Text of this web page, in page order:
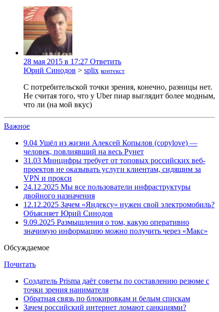
28 мая 2015 в 17:27 Ответить
Юрий Синодов > splix контекст
С потребительской точки зрения, конечно, разницы нет.
Не считая того, что у Uber пиар выглядит более модным,
что ли (на мой вкус)
Важное
9.04 Ушёл из жизни Алексей Копылов (copylove) —
человек, повлиявший на весь Рунет
31.03 Минцифры требует от топовых российских веб-
проектов не оказывать услуги клиентам, сидящим за
VPN и прокси
24.12.2025 Мы все пользователи инфраструктуры
двойного назначения
12.12.2025 Зачем «Яндексу» нужен свой электромобиль?
Объясняет Юрий Синодов
9.09.2025 Размышления о том, какую оперативно
значимую информацию можно получить через «Макс»
Обсуждаемое
Почитать
Создатель Prisma даёт советы по составлению резюме с
точки зрения нанимателя
Обратная связь по блокировкам и белым спискам
Зачем российский интернет ломают санкциями?